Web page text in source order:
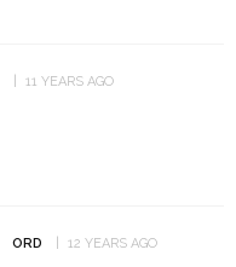
11 YEARS AGO
ORD 12 YEARS AGO